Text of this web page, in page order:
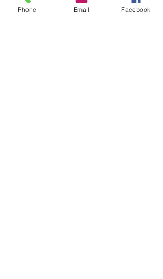
Phone Email Facebook